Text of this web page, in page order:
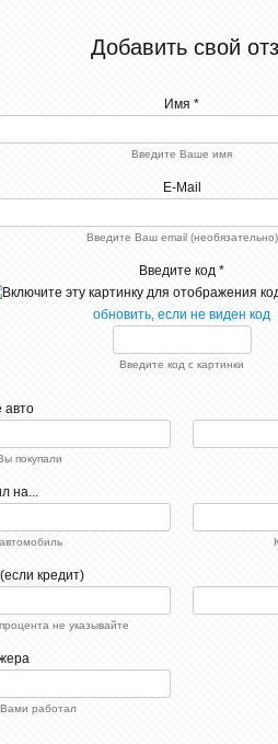
Добавить свой
Имя *
Введите Ваше имя
E-Mail
Введите Ваш email (необязательно)
Введите код *
обновить, если не виден код
Введите код с картинки
авто
покупали
на...
кредит)
не указывайте
работал